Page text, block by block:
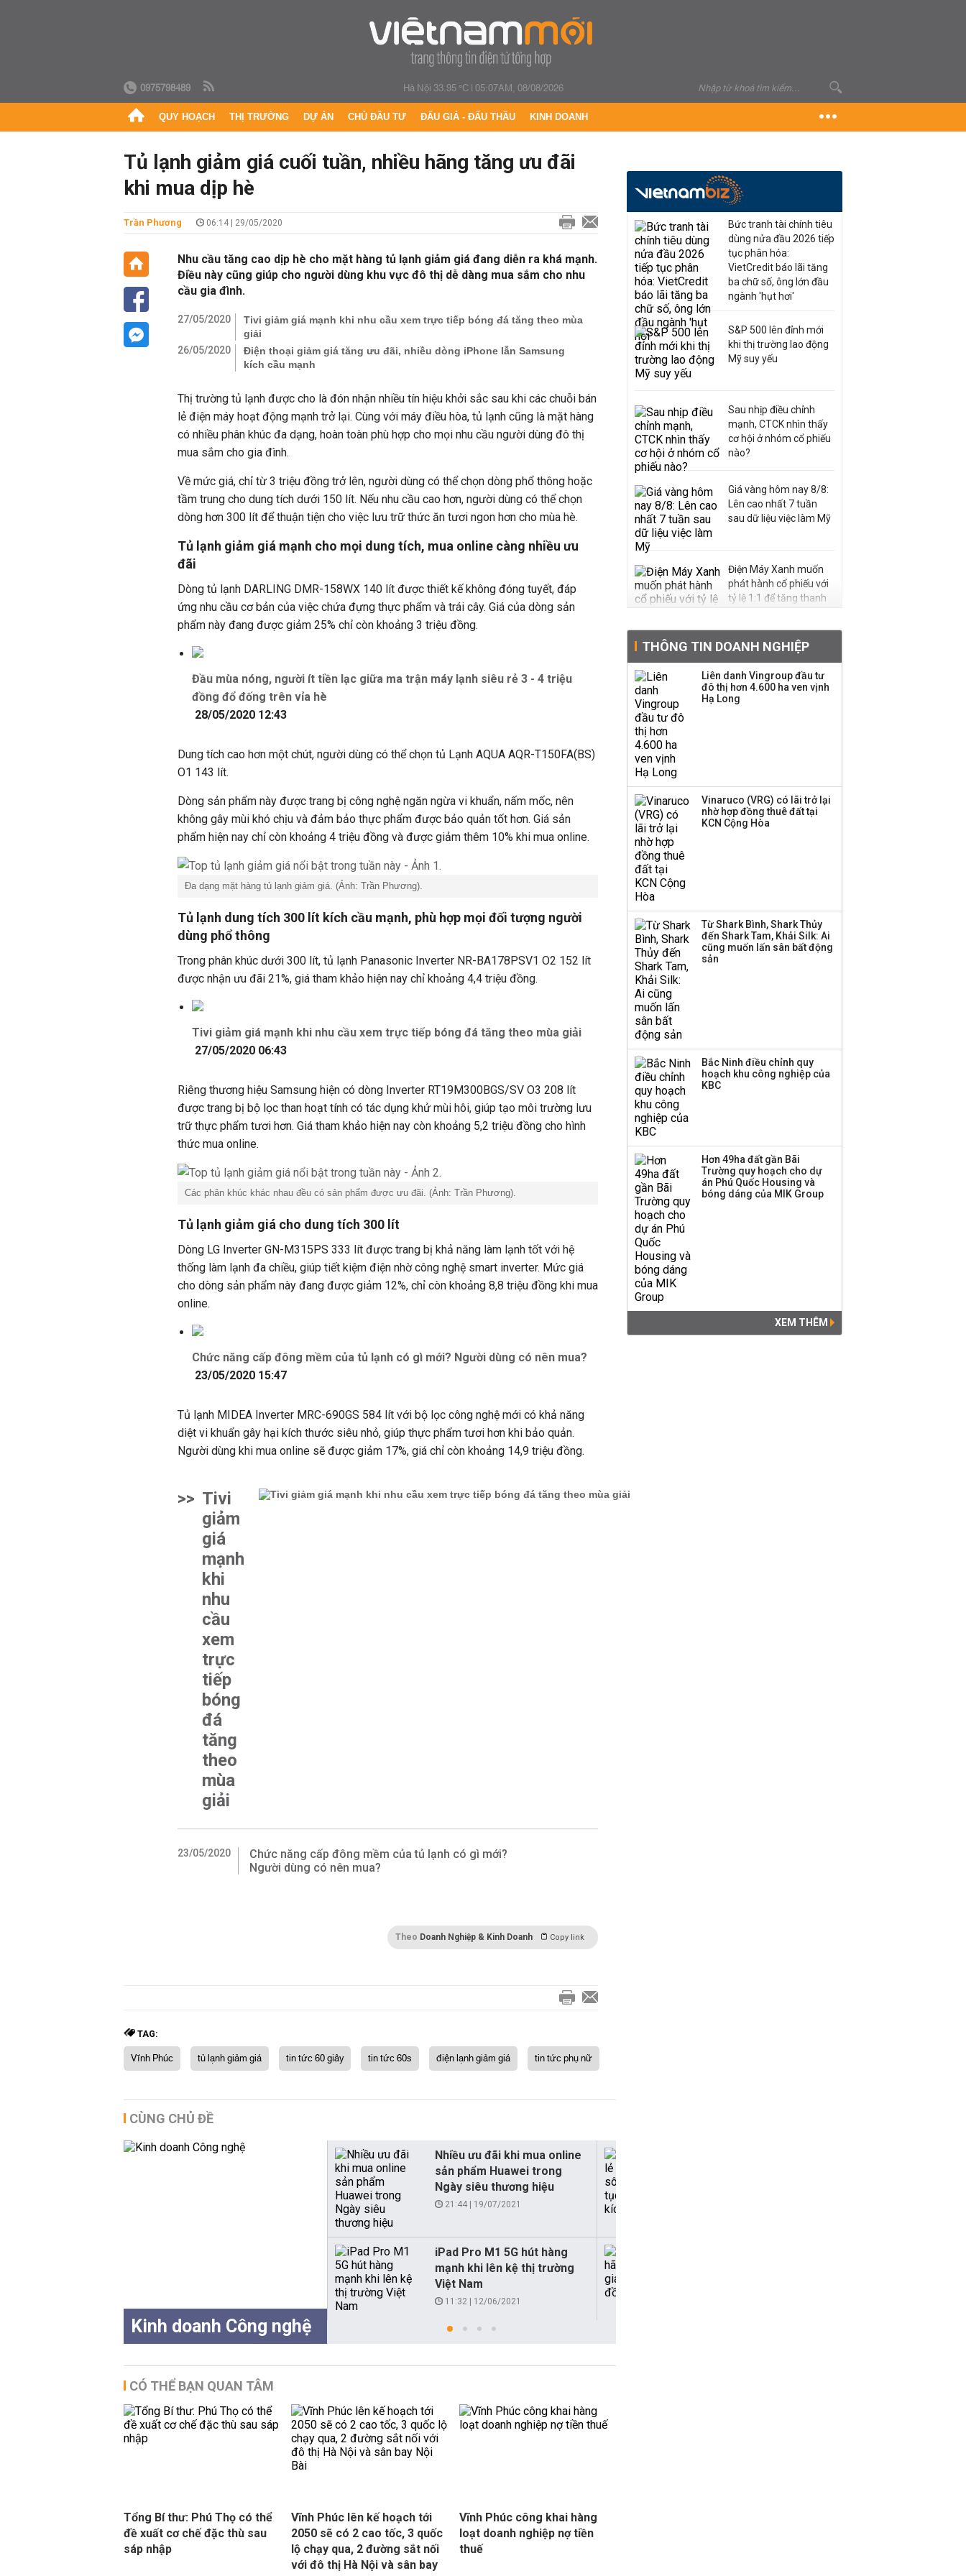
0975798489 Hà Nội 33.95 °C|05:07AM, 08/08/2026
QUY HOẠCH THỊ TRƯỜNG DỰ ÁN CHỦ ĐẦU TƯ ĐẤU GIÁ - ĐẤU THẦU KINH DOANH
Tủ lạnh giảm giá cuối tuần, nhiều hãng tăng ưu đãi
khi mua dịp hè
Trần Phương 06:14 | 29/05/2020
Nhu cầu tăng cao dịp hè cho mặt hàng tủ lạnh giảm giá đang diễn ra khá mạnh.
Điều này cũng giúp cho người dùng khu vực đô thị dễ dàng mua sắm cho nhu
cầu gia đình.
27/05/2020
Tivi giảm giá mạnh khi nhu cầu xem trực tiếp bóng đá tăng theo mùa
giải
26/05/2020
Điện thoại giảm giá tăng ưu đãi, nhiều dòng iPhone lẫn Samsung
kích cầu mạnh
Thị trường tủ lạnh được cho là đón nhận nhiều tín hiệu khởi sắc sau khi các chuỗi bán
lẻ điện máy hoạt động mạnh trở lại. Cùng với máy điều hòa, tủ lạnh cũng là mặt hàng
có nhiều phân khúc đa dạng, hoàn toàn phù hợp cho mọi nhu cầu người dùng đô thị
mua sắm cho gia đình.
Về mức giá, chỉ từ 3 triệu đồng trở lên, người dùng có thể chọn dòng phổ thông hoặc
tầm trung cho dung tích dưới 150 lít. Nếu nhu cầu cao hơn, người dùng có thể chọn
dòng hơn 300 lít để thuận tiện cho việc lưu trữ thức ăn tươi ngon hơn cho mùa hè.
Tủ lạnh giảm giá mạnh cho mọi dung tích, mua online càng nhiều ưu
đãi
Dòng tủ lạnh DARLING DMR-158WX 140 lít được thiết kế không đóng tuyết, đáp
ứng nhu cầu cơ bản của việc chứa đựng thực phẩm và trái cây. Giá của dòng sản
phẩm này đang được giảm 25% chỉ còn khoảng 3 triệu đồng.
Đầu mùa nóng, người ít tiền lạc giữa ma trận máy lạnh siêu rẻ 3 - 4 triệu
đồng đổ đống trên vỉa hè
28/05/2020 12:43
Dung tích cao hơn một chút, người dùng có thể chọn tủ Lạnh AQUA AQR-T150FA(BS)
O1 143 lít.
Dòng sản phẩm này được trang bị công nghệ ngăn ngừa vi khuẩn, nấm mốc, nên
không gây mùi khó chịu và đảm bảo thực phẩm được bảo quản tốt hơn. Giá sản
phẩm hiện nay chỉ còn khoảng 4 triệu đồng và được giảm thêm 10% khi mua online.
Đa dạng mặt hàng tủ lạnh giảm giá. (Ảnh: Trần Phương).
Tủ lạnh dung tích 300 lít kích cầu mạnh, phù hợp mọi đối tượng người
dùng phổ thông
Trong phân khúc dưới 300 lít, tủ lạnh Panasonic Inverter NR-BA178PSV1 O2 152 lít
được nhận ưu đãi 21%, giá tham khảo hiện nay chỉ khoảng 4,4 triệu đồng.
Tivi giảm giá mạnh khi nhu cầu xem trực tiếp bóng đá tăng theo mùa giải
27/05/2020 06:43
Riêng thương hiệu Samsung hiện có dòng Inverter RT19M300BGS/SV O3 208 lít
được trang bị bộ lọc than hoạt tính có tác dụng khử mùi hôi, giúp tạo môi trường lưu
trữ thực phẩm tươi hơn. Giá tham khảo hiện nay còn khoảng 5,2 triệu đồng cho hình
thức mua online.
Các phân khúc khác nhau đều có sản phẩm được ưu đãi. (Ảnh: Trần Phương).
Tủ lạnh giảm giá cho dung tích 300 lít
Dòng LG Inverter GN-M315PS 333 lít được trang bị khả năng làm lạnh tốt với hệ
thống làm lạnh đa chiều, giúp tiết kiệm điện nhờ công nghệ smart inverter. Mức giá
cho dòng sản phẩm này đang được giảm 12%, chỉ còn khoảng 8,8 triệu đồng khi mua
online.
Chức năng cấp đông mềm của tủ lạnh có gì mới? Người dùng có nên mua?
23/05/2020 15:47
Tủ lạnh MIDEA Inverter MRC-690GS 584 lít với bộ lọc công nghệ mới có khả năng
diệt vi khuẩn gây hại kích thước siêu nhỏ, giúp thực phẩm tươi hơn khi bảo quản.
Người dùng khi mua online sẽ được giảm 17%, giá chỉ còn khoảng 14,9 triệu đồng.
>> Tivi
giảm
giá
mạnh
khi
nhu
cầu
xem
trực
tiếp
bóng
đá
tăng
theo
mùa
giải
23/05/2020
Chức năng cấp đông mềm của tủ lạnh có gì mới?
Người dùng có nên mua?
Theo Doanh Nghiệp & Kinh Doanh Copy link
TAG:
Vĩnh Phúc tủ lạnh giảm giá tin tức 60 giây tin tức 60s điện lạnh giảm giá tin tức phụ nữ
CÙNG CHỦ ĐỀ
Kinh doanh Công nghệ
Nhiều ưu đãi khi mua online
sản phẩm Huawei trong
Ngày siêu thương hiệu
21:44 | 19/07/2021
iPad Pro M1 5G hút hàng
mạnh khi lên kệ thị trường
Việt Nam
11:32 | 12/06/2021
CÓ THỂ BẠN QUAN TÂM
Tổng Bí thư: Phú Thọ có thể
đề xuất cơ chế đặc thù sau
sáp nhập
Vĩnh Phúc lên kế hoạch tới
2050 sẽ có 2 cao tốc, 3 quốc
lộ chạy qua, 2 đường sắt nối
với đô thị Hà Nội và sân bay
Vĩnh Phúc công khai hàng
loạt doanh nghiệp nợ tiền
thuế
Bức tranh tài chính tiêu
dùng nửa đầu 2026 tiếp
tục phân hóa:
VietCredit báo lãi tăng
ba chữ số, ông lớn đầu
ngành 'hụt hơi'
S&P 500 lên đỉnh mới
khi thị trường lao động
Mỹ suy yếu
Sau nhịp điều chỉnh
mạnh, CTCK nhìn thấy
cơ hội ở nhóm cổ phiếu
nào?
Giá vàng hôm nay 8/8:
Lên cao nhất 7 tuần
sau dữ liệu việc làm Mỹ
Điện Máy Xanh muốn
phát hành cổ phiếu với
tỷ lệ 1:1 để tăng thanh
Quy hoạch 4 khu lấn
biển ở Phú Quốc
hàng
Dự án Sheraton Phú
Huấn Hoa Hồng bỗng
dưng ‘biến mất’, một
công ty khác đã giải thể
THÔNG TIN DOANH NGHIỆP
Liên danh Vingroup đầu tư
đô thị hơn 4.600 ha ven vịnh
Hạ Long
Vinaruco (VRG) có lãi trở lại
nhờ hợp đồng thuê đất tại
KCN Cộng Hòa
Từ Shark Bình, Shark Thủy
đến Shark Tam, Khải Silk: Ai
cũng muốn lấn sân bất động
sản
Bắc Ninh điều chỉnh quy
hoạch khu công nghiệp của
KBC
Hơn 49ha đất gần Bãi
Trường quy hoạch cho dự
án Phú Quốc Housing và
bóng dáng của MIK Group
XEM THÊM